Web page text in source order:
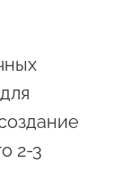
2-3